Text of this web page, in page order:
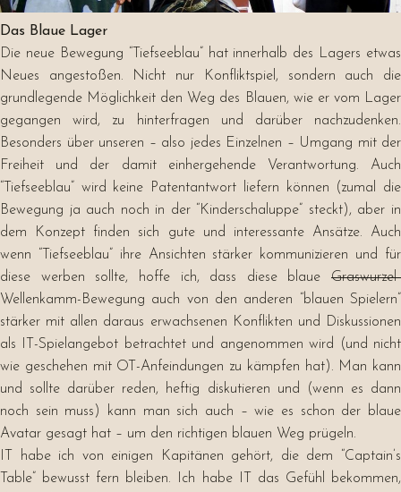
Das Blaue Lager
Die neue Bewegung “Tiefseeblau” hat innerhalb des Lagers etwas
Neues angestoßen. Nicht nur Konfliktspiel, sondern auch die
grundlegende Möglichkeit den Weg des Blauen, wie er vom Lager
gegangen wird, zu hinterfragen und darüber nachzudenken.
Besonders über unseren – also jedes Einzelnen – Umgang mit der
Freiheit und der damit einhergehende Verantwortung. Auch
“Tiefseeblau” wird keine Patentantwort liefern können (zumal die
Bewegung ja auch noch in der “Kinderschaluppe” steckt), aber in
dem Konzept finden sich gute und interessante Ansätze. Auch
wenn “Tiefseeblau” ihre Ansichten stärker kommunizieren und für
diese werben sollte, hoffe ich, dass diese blaue Graswurzel-
Wellenkamm-Bewegung auch von den anderen “blauen Spielern”
stärker mit allen daraus erwachsenen Konflikten und Diskussionen
als IT-Spielangebot betrachtet und angenommen wird (und nicht
wie geschehen mit OT-Anfeindungen zu kämpfen hat). Man kann
und sollte darüber reden, heftig diskutieren und (wenn es dann
noch sein muss) kann man sich auch – wie es schon der blaue
Avatar gesagt hat – um den richtigen blauen Weg prügeln.
IT habe ich von einigen Kapitänen gehört, die dem “Captain’s
Table” bewusst fern bleiben. Ich habe IT das Gefühl bekommen,